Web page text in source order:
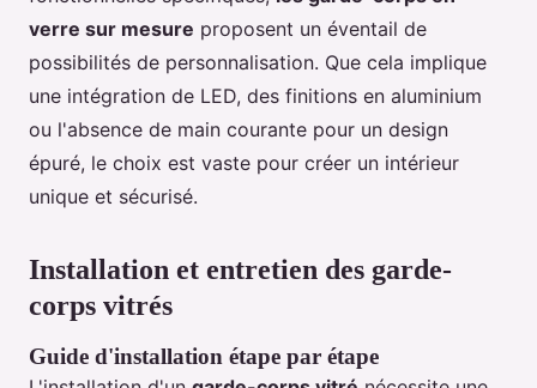
verre sur mesure proposent un éventail de
possibilités de personnalisation. Que cela implique
une intégration de LED, des finitions en aluminium
ou l'absence de main courante pour un design
épuré, le choix est vaste pour créer un intérieur
unique et sécurisé.
Installation et entretien des garde-
corps vitrés
Guide d'installation étape par étape